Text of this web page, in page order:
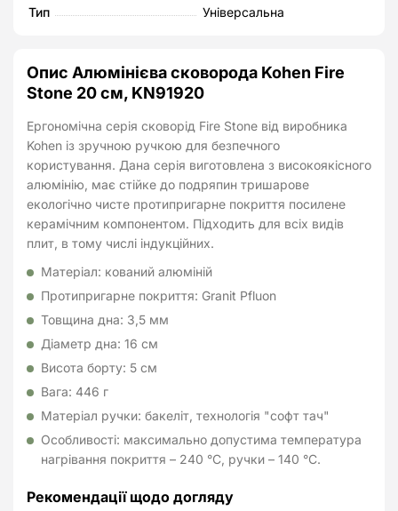
Тип
Універсальна
Опис Алюмінієва сковорода Kohen Fire
Stone 20 см, KN91920
Ергономічна серія сковорід Fire Stone від виробника
Kohen із зручною ручкою для безпечного
користування. Дана серія виготовлена з високоякісного
алюмінію, має стійке до подряпин тришарове
екологічно чисте протипригарне покриття посилене
керамічним компонентом. Підходить для всіх видів
плит, в тому числі індукційних.
Матеріал: кований алюміній
Протипригарне покриття: Granit Pfluon
Товщина дна: 3,5 мм
Діаметр дна: 16 см
Висота борту: 5 см
Вага: 446 г
Матеріал ручки: бакеліт, технологія "софт тач"
Особливості: максимально допустима температура
нагрівання покриття – 240 °C, ручки – 140 °C.
Рекомендації щодо догляду